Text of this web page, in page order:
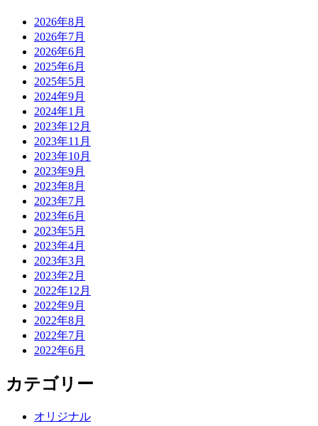
2026年8月
2026年7月
2026年6月
2025年6月
2025年5月
2024年9月
2024年1月
2023年12月
2023年11月
2023年10月
2023年9月
2023年8月
2023年7月
2023年6月
2023年5月
2023年4月
2023年3月
2023年2月
2022年12月
2022年9月
2022年8月
2022年7月
2022年6月
カテゴリー
オリジナル